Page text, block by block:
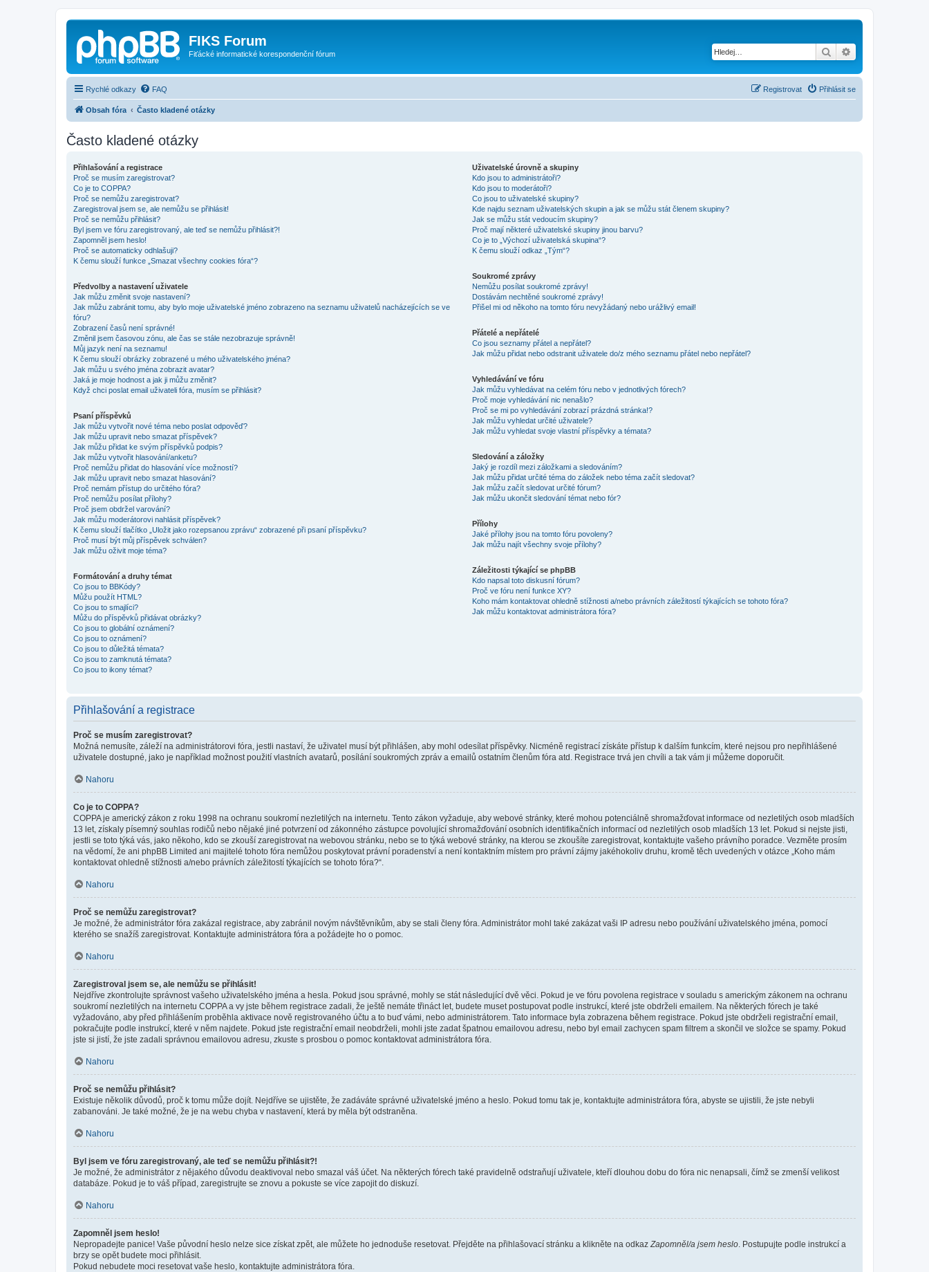
FIKS Forum
Fiťácké informatické korespondenční fórum Hledat
Rychlé odkazy FAQ Přihlásit se
Registrovat
Obsah fóra Často kladené otázky
Často kladené otázky
Přihlašování a registrace
Proč se musím zaregistrovat?
Co je to COPPA?
Proč se nemůžu zaregistrovat?
Zaregistroval jsem se, ale nemůžu se přihlásit!
Proč se nemůžu přihlásit?
Byl jsem ve fóru zaregistrovaný, ale teď se nemůžu přihlásit?!
Zapomněl jsem heslo!
Proč se automaticky odhlašuji?
K čemu slouží funkce „Smazat všechny cookies fóra“?
Předvolby a nastavení uživatele
Jak můžu změnit svoje nastavení?
Jak můžu zabránit tomu, aby bylo moje uživatelské jméno zobrazeno na seznamu uživatelů nacházejících se ve
fóru?
Zobrazení časů není správné!
Změnil jsem časovou zónu, ale čas se stále nezobrazuje správně!
Můj jazyk není na seznamu!
K čemu slouží obrázky zobrazené u mého uživatelského jména?
Jak můžu u svého jména zobrazit avatar?
Jaká je moje hodnost a jak ji můžu změnit?
Když chci poslat email uživateli fóra, musím se přihlásit?
Psaní příspěvků
Jak můžu vytvořit nové téma nebo poslat odpověď?
Jak můžu upravit nebo smazat příspěvek?
Jak můžu přidat ke svým příspěvků podpis?
Jak můžu vytvořit hlasování/anketu?
Proč nemůžu přidat do hlasování více možností?
Jak můžu upravit nebo smazat hlasování?
Proč nemám přístup do určitého fóra?
Proč nemůžu posílat přílohy?
Proč jsem obdržel varování?
Jak můžu moderátorovi nahlásit příspěvek?
K čemu slouží tlačítko „Uložit jako rozepsanou zprávu“ zobrazené při psaní příspěvku?
Proč musí být můj příspěvek schválen?
Jak můžu oživit moje téma?
Formátování a druhy témat
Co jsou to BBKódy?
Můžu použít HTML?
Co jsou to smajlíci?
Můžu do příspěvků přidávat obrázky?
Co jsou to globální oznámení?
Co jsou to oznámení?
Co jsou to důležitá témata?
Co jsou to zamknutá témata?
Co jsou to ikony témat?
Uživatelské úrovně a skupiny
Kdo jsou to administrátoři?
Kdo jsou to moderátoři?
Co jsou to uživatelské skupiny?
Kde najdu seznam uživatelských skupin a jak se můžu stát členem skupiny?
Jak se můžu stát vedoucím skupiny?
Proč mají některé uživatelské skupiny jinou barvu?
Co je to „Výchozí uživatelská skupina“?
K čemu slouží odkaz „Tým“?
Soukromé zprávy
Nemůžu posílat soukromé zprávy!
Dostávám nechtěné soukromé zprávy!
Přišel mi od někoho na tomto fóru nevyžádaný nebo urážlivý email!
Přátelé a nepřátelé
Co jsou seznamy přátel a nepřátel?
Jak můžu přidat nebo odstranit uživatele do/z mého seznamu přátel nebo nepřátel?
Vyhledávání ve fóru
Jak můžu vyhledávat na celém fóru nebo v jednotlivých fórech?
Proč moje vyhledávání nic nenašlo?
Proč se mi po vyhledávání zobrazí prázdná stránka!?
Jak můžu vyhledat určité uživatele?
Jak můžu vyhledat svoje vlastní příspěvky a témata?
Sledování a záložky
Jaký je rozdíl mezi záložkami a sledováním?
Jak můžu přidat určité téma do záložek nebo téma začít sledovat?
Jak můžu začít sledovat určité fórum?
Jak můžu ukončit sledování témat nebo fór?
Přílohy
Jaké přílohy jsou na tomto fóru povoleny?
Jak můžu najít všechny svoje přílohy?
Záležitosti týkající se phpBB
Kdo napsal toto diskusní fórum?
Proč ve fóru není funkce XY?
Koho mám kontaktovat ohledně stížnosti a/nebo právních záležitostí týkajících se tohoto fóra?
Jak můžu kontaktovat administrátora fóra?
Přihlašování a registrace
Proč se musím zaregistrovat?
Možná nemusíte, záleží na administrátorovi fóra, jestli nastaví, že uživatel musí být přihlášen, aby mohl odesílat příspěvky. Nicméně registrací získáte přístup k dalším funkcím, které nejsou pro nepřihlášené
uživatele dostupné, jako je například možnost použití vlastních avatarů, posílání soukromých zpráv a emailů ostatním členům fóra atd. Registrace trvá jen chvíli a tak vám ji můžeme doporučit.
Nahoru
Co je to COPPA?
COPPA je americký zákon z roku 1998 na ochranu soukromí nezletilých na internetu. Tento zákon vyžaduje, aby webové stránky, které mohou potenciálně shromažďovat informace od nezletilých osob mladších
13 let, získaly písemný souhlas rodičů nebo nějaké jiné potvrzení od zákonného zástupce povolující shromažďování osobních identifikačních informací od nezletilých osob mladších 13 let. Pokud si nejste jisti,
jestli se toto týká vás, jako někoho, kdo se zkouší zaregistrovat na webovou stránku, nebo se to týká webové stránky, na kterou se zkoušíte zaregistrovat, kontaktujte vašeho právního poradce. Vezměte prosím
na vědomí, že ani phpBB Limited ani majitelé tohoto fóra nemůžou poskytovat právní poradenství a není kontaktním místem pro právní zájmy jakéhokoliv druhu, kromě těch uvedených v otázce „Koho mám
kontaktovat ohledně stížnosti a/nebo právních záležitostí týkajících se tohoto fóra?“.
Nahoru
Proč se nemůžu zaregistrovat?
Je možné, že administrátor fóra zakázal registrace, aby zabránil novým návštěvníkům, aby se stali členy fóra. Administrátor mohl také zakázat vaši IP adresu nebo používání uživatelského jména, pomocí
kterého se snažíš zaregistrovat. Kontaktujte administrátora fóra a požádejte ho o pomoc.
Nahoru
Zaregistroval jsem se, ale nemůžu se přihlásit!
Nejdříve zkontrolujte správnost vašeho uživatelského jména a hesla. Pokud jsou správné, mohly se stát následující dvě věci. Pokud je ve fóru povolena registrace v souladu s americkým zákonem na ochranu
soukromí nezletilých na internetu COPPA a vy jste během registrace zadali, že ještě nemáte třináct let, budete muset postupovat podle instrukcí, které jste obdrželi emailem. Na některých fórech je také
vyžadováno, aby před přihlášením proběhla aktivace nově registrovaného účtu a to buď vámi, nebo administrátorem. Tato informace byla zobrazena během registrace. Pokud jste obdrželi registrační email,
pokračujte podle instrukcí, které v něm najdete. Pokud jste registrační email neobdrželi, mohli jste zadat špatnou emailovou adresu, nebo byl email zachycen spam filtrem a skončil ve složce se spamy. Pokud
jste si jistí, že jste zadali správnou emailovou adresu, zkuste s prosbou o pomoc kontaktovat administrátora fóra.
Nahoru
Proč se nemůžu přihlásit?
Existuje několik důvodů, proč k tomu může dojít. Nejdříve se ujistěte, že zadáváte správné uživatelské jméno a heslo. Pokud tomu tak je, kontaktujte administrátora fóra, abyste se ujistili, že jste nebyli
zabanováni. Je také možné, že je na webu chyba v nastavení, která by měla být odstraněna.
Nahoru
Byl jsem ve fóru zaregistrovaný, ale teď se nemůžu přihlásit?!
Je možné, že administrátor z nějakého důvodu deaktivoval nebo smazal váš účet. Na některých fórech také pravidelně odstraňují uživatele, kteří dlouhou dobu do fóra nic nenapsali, čímž se zmenší velikost
databáze. Pokud je to váš případ, zaregistrujte se znovu a pokuste se více zapojit do diskuzí.
Nahoru
Zapomněl jsem heslo!
Nepropadejte panice! Vaše původní heslo nelze sice získat zpět, ale můžete ho jednoduše resetovat. Přejděte na přihlašovací stránku a klikněte na odkaz Zapomněl/a jsem heslo . Postupujte podle instrukcí a
brzy se opět budete moci přihlásit.
Pokud nebudete moci resetovat vaše heslo, kontaktujte administrátora fóra.